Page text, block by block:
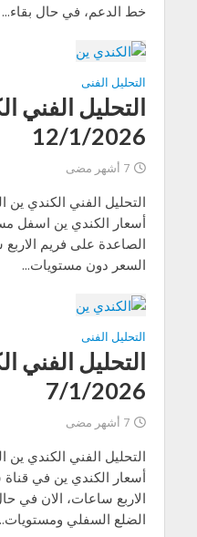
خط الدعم، في حال بقاء...
التحليل الفنى
التحليل الفني
12/1/2026
7 أشهر مضى
أسعار الكندي ين اسفل
الصاعدة على فريم
السعر دون مستويات...
التحليل الفنى
التحليل الفني
7/1/2026
7 أشهر مضى
أسعار الكندي ين في
الاربع ساعات، الان في
الضلع السفلي